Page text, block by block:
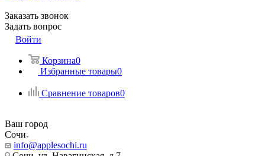
Заказать звонок
Задать вопрос
Войти
Корзина0
Избранные товары0
Сравнение товаров0
Ваш город
Сочи
info@applesochi.ru